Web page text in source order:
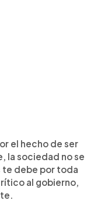
el hecho de ser
la sociedad no se
te debe por toda
al gobierno,